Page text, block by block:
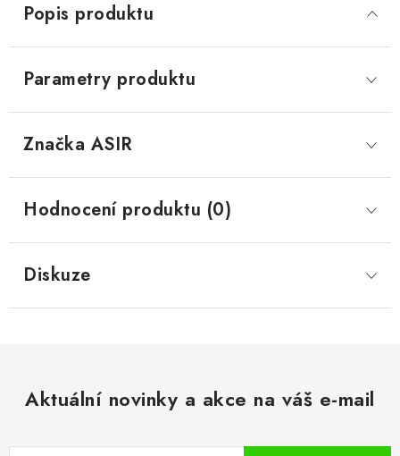
Popis produktu
Parametry produktu
Značka ASIR
Hodnocení produktu (0)
Diskuze
Aktuální novinky a akce na váš e-mail